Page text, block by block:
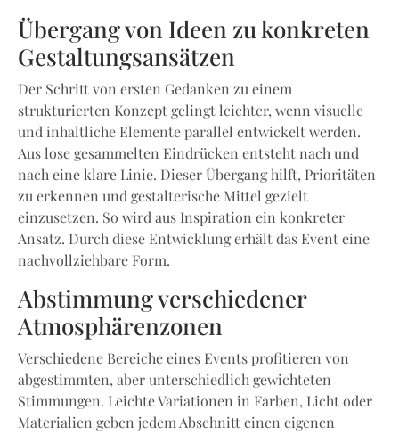
Übergang von Ideen zu konkreten
Gestaltungsansätzen
Der Schritt von ersten Gedanken zu einem
strukturierten Konzept gelingt leichter, wenn visuelle
und inhaltliche Elemente parallel entwickelt werden.
Aus lose gesammelten Eindrücken entsteht nach und
nach eine klare Linie. Dieser Übergang hilft, Prioritäten
zu erkennen und gestalterische Mittel gezielt
einzusetzen. So wird aus Inspiration ein konkreter
Ansatz. Durch diese Entwicklung erhält das Event eine
nachvollziehbare Form.
Abstimmung verschiedener
Atmosphärenzonen
Verschiedene Bereiche eines Events profitieren von
abgestimmten, aber unterschiedlich gewichteten
Stimmungen. Leichte Variationen in Farben, Licht oder
Materialien geben jedem Abschnitt einen eigenen